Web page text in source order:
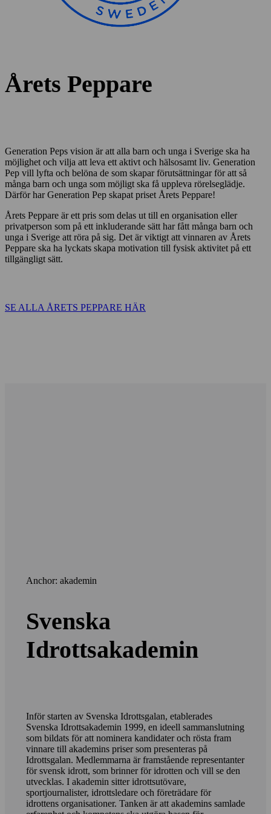
Årets Peppare
Generation Peps vision är att alla barn och unga i Sverige ska ha
möjlighet och vilja att leva ett aktivt och hälsosamt liv. Generation
Pep vill lyfta och belöna de som skapar förutsättningar för att så
många barn och unga som möjligt ska få uppleva rörelseglädje.
Därför har Generation Pep skapat priset Årets Peppare!
Årets Peppare är ett pris som delas ut till en organisation eller
privatperson som på ett inkluderande sätt har fått många barn och
unga i Sverige att röra på sig. Det är viktigt att vinnaren av Årets
Peppare ska ha lyckats skapa motivation till fysisk aktivitet på ett
tillgängligt sätt.
SE ALLA ÅRETS PEPPARE HÄR
Anchor: akademin
Svenska
Idrottsakademin
Inför starten av Svenska Idrottsgalan, etablerades
Svenska Idrottsakademin 1999, en ideell sammanslutning
som bildats för att nominera kandidater och rösta fram
vinnare till akademins priser som presenteras på
Idrottsgalan. Medlemmarna är framstående representanter
för svensk idrott, som brinner för idrotten och vill se den
utvecklas. I akademin sitter idrottsutövare,
sportjournalister, idrottsledare och företrädare för
idrottens organisationer. Tanken är att akademins samlade